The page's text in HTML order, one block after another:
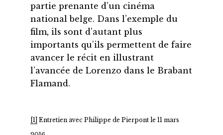
partie prenante d’un cinéma
national belge. Dans l’exemple du
film, ils sont d’autant plus
importants qu’ils permettent de faire
avancer le récit en illustrant
l’avancée de Lorenzo dans le Brabant
Flamand.
[1]
Entretien avec Philippe de Pierpont le 11 mars